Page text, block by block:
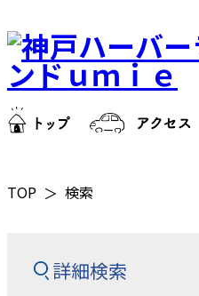
TOP 検索
詳細検索